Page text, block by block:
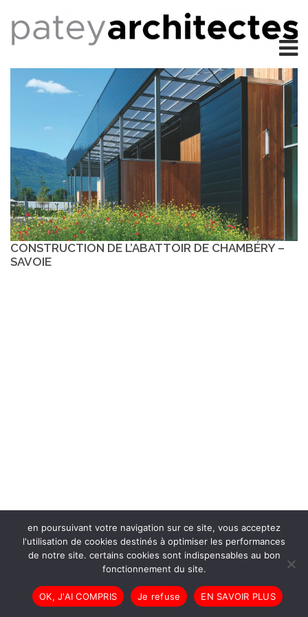
CONSTRUCTION DE L’ABATTOIR DE CHAMBÉRY –
SAVOIE
en poursuivant votre navigation sur ce site, vous acceptez
l'utilisation de cookies destinés à optimiser les performances
de notre site. certains cookies sont indispensables au bon
fonctionnement du site.
OK, J'AI COMPRIS Je refuse EN SAVOIR PLUS